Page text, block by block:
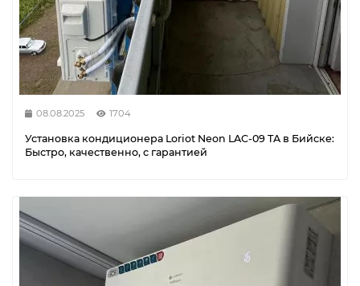
08.08.2025 1704
Установка кондиционера Loriot Neon LAC-09 TA в Бийске:
Быстро, качественно, с гарантией